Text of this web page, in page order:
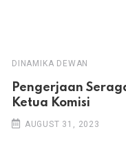
DINAMIKA DEWAN
Pengerjaan
Ketua Komisi
AUGUST 31, 2023